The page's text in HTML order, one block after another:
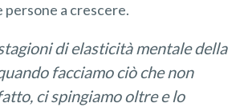
persone a crescere.
di elasticità mentale della
facciamo ciò che non
ci spingiamo oltre e lo